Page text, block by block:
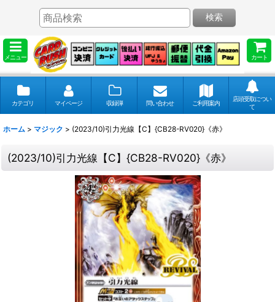
メニュー カート
検索
カテゴリ マイページ 収録弾 問い合わせ ご利用案内
店頭受取につい
て
ホーム > マジック > (2023/10)引力光線【C】{CB28-RV020}《赤》
(2023/10)引力光線【C】{CB28-RV020}《赤》